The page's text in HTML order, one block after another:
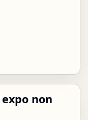
non